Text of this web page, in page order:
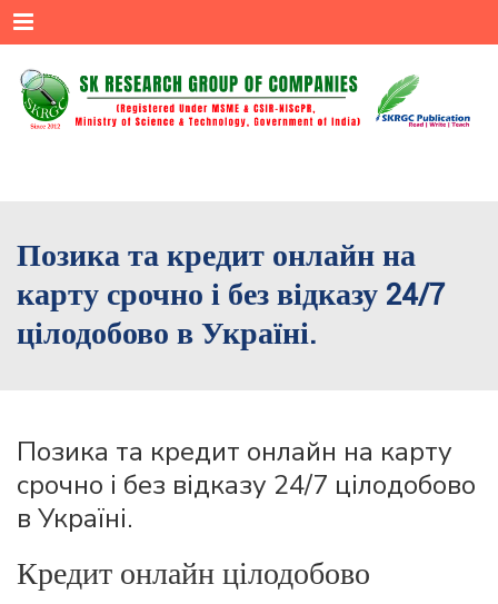
Menu
Позика та кредит онлайн на
карту срочно і без відказу 24/7
цілодобово в Україні.
Позика та кредит онлайн на карту
срочно і без відказу 24/7 цілодобово
в Україні.
Кредит онлайн цілодобово